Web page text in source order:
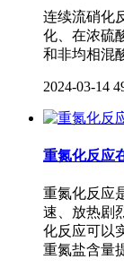
连续流硝化
化、在浓硫
和非均相混
2024-03-14
重氮化反应
重氮化反应
速、放热剧
化反应可以
重氮盐含量